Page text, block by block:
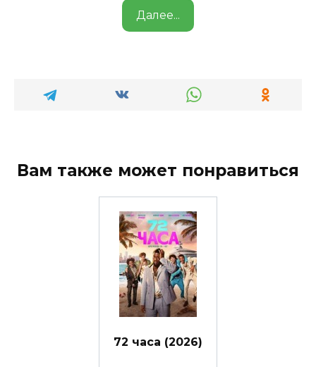
Далее...
Вам также может понравиться
72 часа (2026)